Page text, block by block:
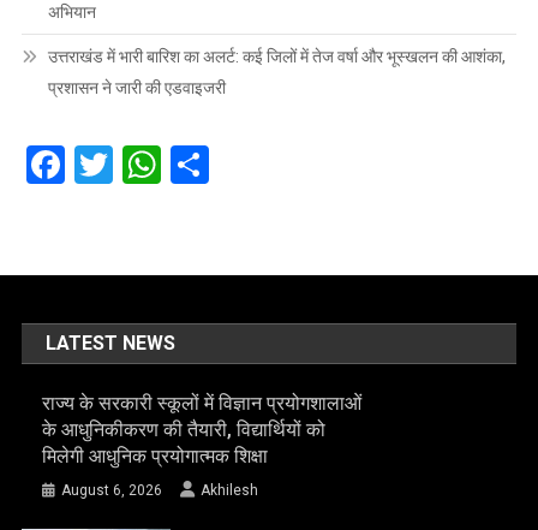
अभियान
उत्तराखंड में भारी बारिश का अलर्ट: कई जिलों में तेज वर्षा और भूस्खलन की आशंका,
प्रशासन ने जारी की एडवाइजरी
Facebook
TwitterWhatsApp
Share
LATEST NEWS
राज्य के सरकारी स्कूलों में विज्ञान प्रयोगशालाओं
के आधुनिकीकरण की तैयारी, विद्यार्थियों को
मिलेगी आधुनिक प्रयोगात्मक शिक्षा
August 6, 2026 Akhilesh